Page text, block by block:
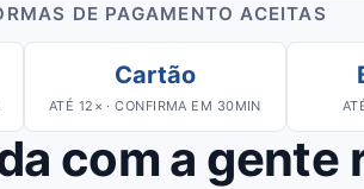
DE PAGAMENTO ACEITAS
Cartão
ATÉ 12× · CONFIRMA EM 30MIN
com a gente